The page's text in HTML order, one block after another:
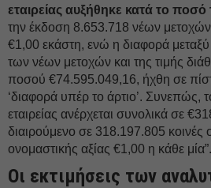
εταιρείας αυξήθηκε κατά το
την έκδοση 8.653.718 νέων μετοχών
€1,00 εκάστη, ενώ η διαφορά μεταξύ
των νέων μετοχών και της τιμής
ποσού €74.595.049,16, ήχθη σε
‘διαφορά υπέρ το άρτιο’. Συνεπώς,
εταιρείας ανέρχεται συνολικά σε
διαιρούμενο σε 318.197.805 κοινές
ονομαστικής αξίας €1,00 η κάθε μία”.
Οι εκτιμήσεις των